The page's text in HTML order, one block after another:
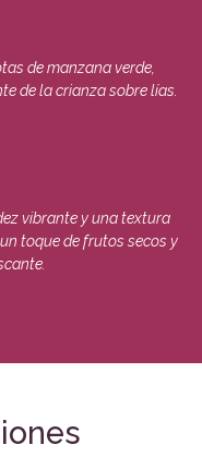
de manzana verde,
de la crianza sobre lías.
vibrante y una textura
toque de frutos secos y